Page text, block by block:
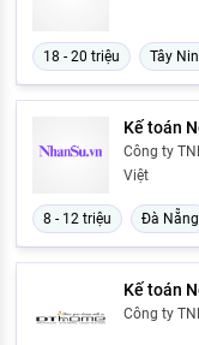
18 - 20 triệu Tây
Kế toán
Công ty
Việt
8 - 12 triệu Đà Nẵng
Kế toán
Công ty